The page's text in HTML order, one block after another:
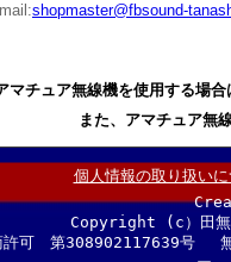
shopmaster@fbsound-
マチュア無線機を使用する場
また、アマチュア無
個人情報の取り扱い
Copyright (c）田
許可 第308902117639号